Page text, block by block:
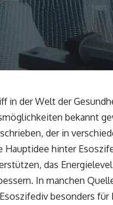
in der Welt der
bekannt
der in
hinter
das
In manchen
besonders